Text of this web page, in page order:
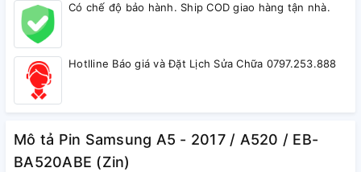
Có chế độ bảo hành. Ship COD giao hàng tận nhà.
Hotlline Báo giá và Đặt Lịch Sửa Chữa 0797.253.888
Mô tả Pin Samsung A5 - 2017 / A520 / EB-
BA520ABE (Zin)